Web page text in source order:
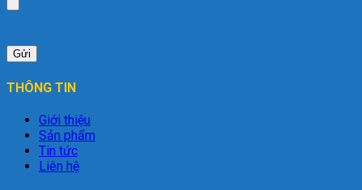
THÔNG TIN
Giới thiệu
Sản phẩm
Tin tức
Liên hệ